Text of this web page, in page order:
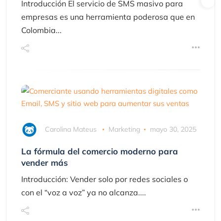
Introducción El servicio de SMS masivo para
empresas es una herramienta poderosa que en
Colombia...
Carolina Mateus Marketing mayo 30, 2025
La fórmula del comercio moderno para
vender más
Introducción: Vender solo por redes sociales o
con el “voz a voz” ya no alcanza....